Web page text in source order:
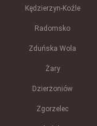
Kędzierzyn-Koźle
Radomsko
Zduńska Wola
Żary
Dzierżoniów
Zgorzelec